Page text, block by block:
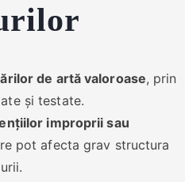
de artă valoroase, prin
și testate.
improprii sau
pot afecta grav structura